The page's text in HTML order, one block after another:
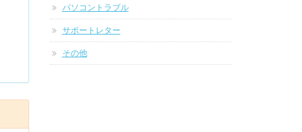
パソコントラブル
サポートレター
その他